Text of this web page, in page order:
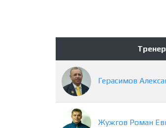
Тренер
Герасимов
Жужгов Роман